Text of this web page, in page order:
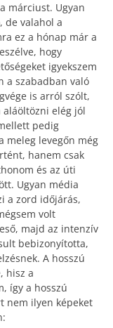
márciust. Ugyan
de valahol a
ez a hónap már a
hogy
igyekszem
a szabadban való
is arról szólt,
elég jól
pedig
meleg levegőn még
hanem csak
és az úti
Ugyan média
a zord időjárás,
volt
majd az intenzív
bebizonyította,
A hosszú
hisz a
így a hosszú
nem ilyen képeket